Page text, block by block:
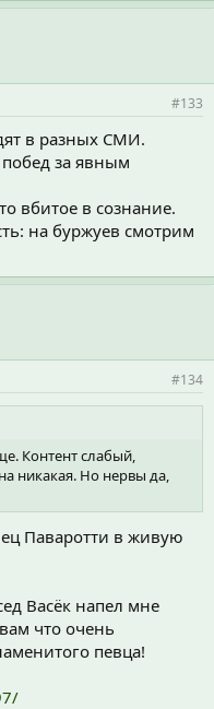
#133
в разных СМИ.
за явным
вбитое в сознание.
на буржуев смотрим
#134
Контент слабый,
никакая. Но нервы да,
Паваротти в живую
Васёк напел мне
что очень
певца!